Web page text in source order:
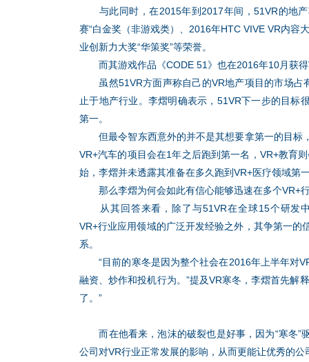
与此同时，在2015年到2017年间，51VR的地产
赛“白金奖（非游戏类）、2016年HTC VIVE VR内容
业创新力大奖“华策奖”等荣誉。
而其游戏作品《CODE 51》也在2016年10月获得
虽然51VR方面声称自己的VR地产项目的市场占
止于地产行业。李熠明确表示，51VR下一步的目标
第一。
但最令智东西意外的并不是其想要拿第一的目标
VR+汽车的项目会在1年之后跑到第一名，VR+教育
始，李熠并未透露其准备在多久跑到VR+医疗领域第
那么李熠为何会如此有信心能够迅速在多个VR+
从其回答来看，除了与51VR在全球15个研发
VR+行业应用领域的广泛开发经验之外，其争第一的
系。
“目前的寒冬是因为整个社会在2016年上半年对
融资、炒作和投机行为。”提及VR寒冬，李熠首先解
了。”
而在他看来，泡沫的破裂也是好事，因为“寒冬”
公司对VR行业正常发展的影响，从而更能让优秀的公